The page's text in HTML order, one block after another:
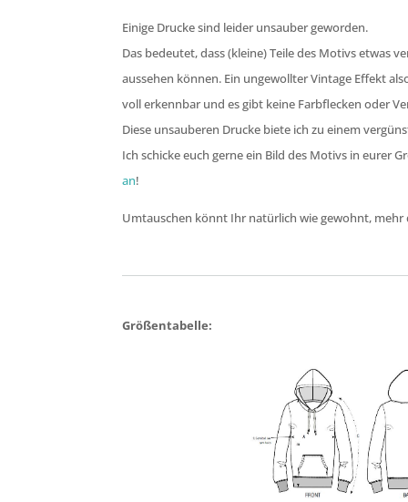
Einige Drucke sind leider unsauber geworden.
Das bedeutet, dass (kleine) Teile des Motivs etwas
aussehen können. Ein ungewollter Vintage Effekt
voll erkennbar und es gibt keine Farbflecken oder
Diese unsauberen Drucke biete ich zu einem
Ich schicke euch gerne ein Bild des Motivs in eurer
an!
Umtauschen könnt Ihr natürlich wie gewohnt, mehr
Größentabelle: